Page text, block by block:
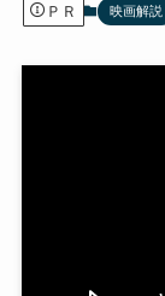
ＰＲ 映画解説